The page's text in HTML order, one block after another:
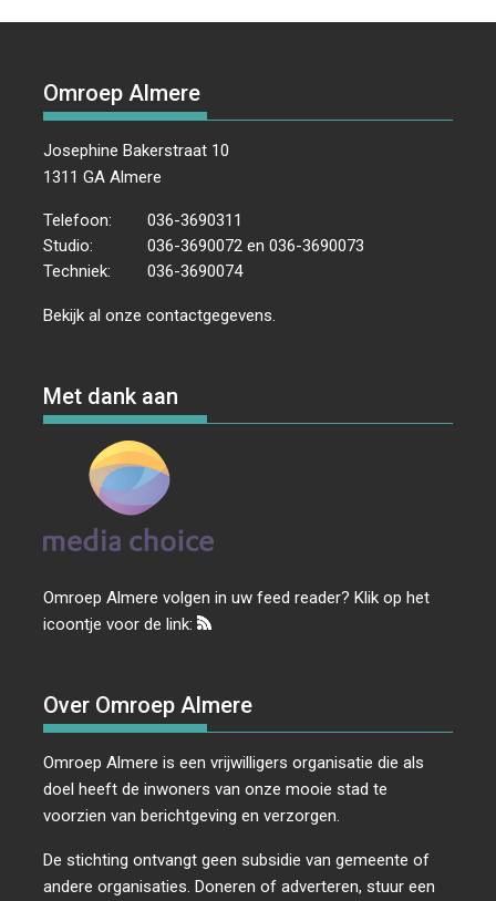
Omroep Almere
Josephine Bakerstraat 10
1311 GA Almere
Telefoon:
036-3690311
Studio:
036-3690072 en 036-3690073
Techniek:
036-3690074
Bekijk al onzecontactgegevens
Met dank aan
Omroep Almere volgen in uw feed reader? Klik op het
icoontje voor de link:
Over Omroep Almere
Omroep Almere is een vrijwilligers organisatie die als
doel heeft de inwoners van onze mooie stad te
voorzien van berichtgeving en verzorgen.
De stichting ontvangt geen subsidie van gemeente of
andere organisaties. Doneren of adverteren, stuur een